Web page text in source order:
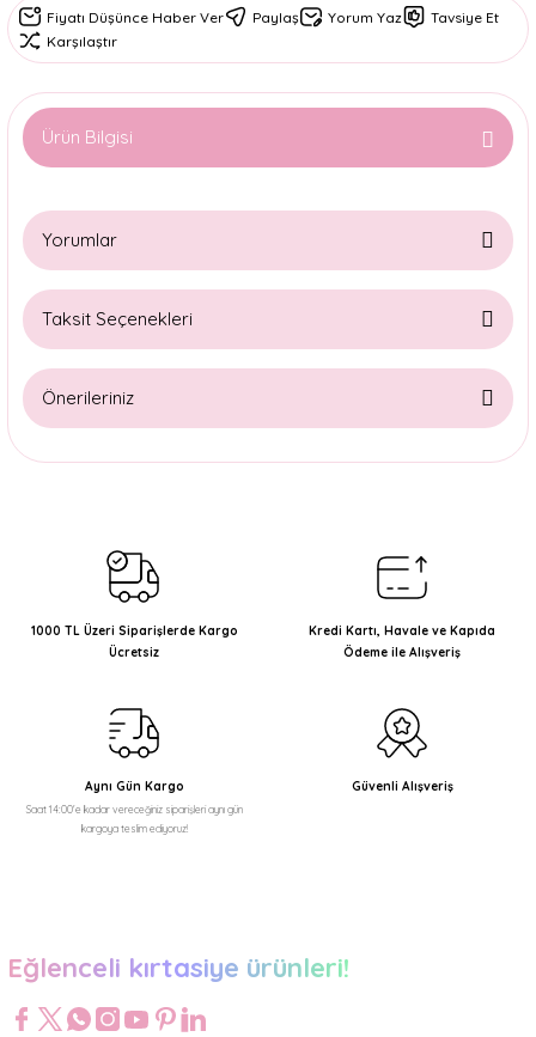
Fiyatı Düşünce Haber Ver Paylaş Yorum Yaz
Tavsiye Et
Karşılaştır
Ürün Bilgisi
Yorumlar
Taksit Seçenekleri
Önerileriniz
Bu ürünün fiyat bilgisi, resim, ürün açıklamalarında ve diğer
Ürün resmi kalitesiz, bozuk veya görüntülenemiyor.
Ürün açıklamasında eksik bilgiler bulunuyor.
Ürün bilgilerinde hatalar bulunuyor.
Bu ürüne benzer farklı alternatifler olmalı.
1000 TL Üzeri Siparişlerde Kargo
Ücretsiz
Kredi Kartı, Havale ve Kapıda
Ödeme ile Alışveriş
Aynı Gün Kargo
Saat 14:00'e kadar vereceğiniz siparişleri aynı gün
kargoya teslim ediyoruz!
Güvenli Alışveriş
Eğlenceli kırtasiye ürünleri!